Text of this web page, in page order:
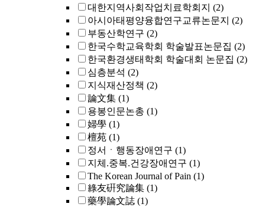
대한지역사회작업치료학회지 (2)
아시아태평양융합연구교류논문지 (2)
부동산학연구 (2)
한국수학교육학회 학술발표논문집 (2)
한국환경생태학회 학술대회 논문집 (2)
심층분석 (2)
지식재산정책 (2)
論文集 (1)
용봉인문논총 (1)
婦學 (1)
檀苑 (1)
정서ㆍ행동장애연구 (1)
지체.중복.건강장애연구 (1)
The Korean Journal of Pain (1)
綠友硏究論集 (1)
藥學論文誌 (1)